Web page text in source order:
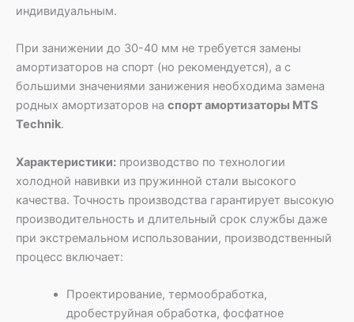
индивидуальным.
При занижении до 30-40 мм не требуется замены
амортизаторов на спорт (но рекомендуется), а с
большими значениями занижения необходима замена
родных амортизаторов на спорт амортизаторы MTS
Technik.
Характеристики: производство по технологии
холодной навивки из пружинной стали высокого
качества. Точность производства гарантирует высокую
производительность и длительный срок службы даже
при экстремальном использовании, производственный
процесс включает:
Проектирование, термообработка,
дробеструйная обработка, фосфатное